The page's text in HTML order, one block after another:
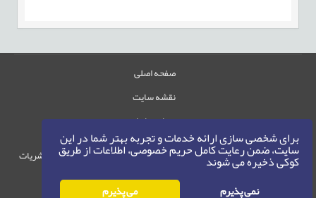
برای شخصی سازی ارائه خدمات و تجربه بهتر شما در این
سایت، ضمن رعایت کامل حریم خصوصی، اطلاعات از طریق
کوکی ذخیره می شوند
نمی پذیرم می پذیرم
صفحه اصلی
نقشه سایت
تماس با ما
حقوق این وب‌سایت متعلق به سامانه مدیریت نشریات
حق نشر©
1405-1396